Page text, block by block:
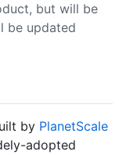
but will be
be updated
by PlanetScale
adopted